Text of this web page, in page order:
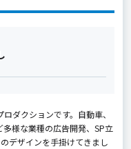
ダクションです。自動車、
様な業種の広告開発、SP立
デザインを手掛けてきまし